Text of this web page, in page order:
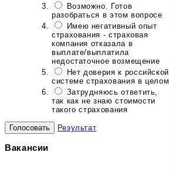
Возможно. Готов
разобраться в этом вопросе
Имею негативный опыт
страхования - страховая
компания отказала в
выплате/выплатила
недостаточное возмещение
Нет доверия к российской
системе страхования в целом
Затрудняюсь ответить,
так как не знаю стоимости
такого страхования
Результат
Вакансии